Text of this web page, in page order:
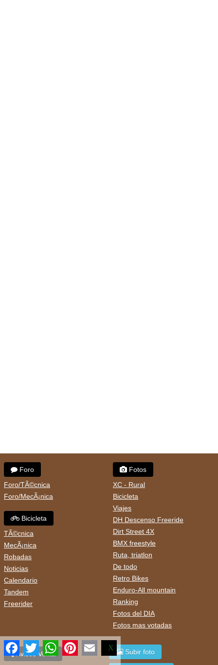
Foro
Foro/TÃ©cnica
Foro/MecÃ¡nica
Bicicleta
TÃ©cnica
MecÃ¡nica
Robadas
Noticias
Calendario
Tandem
Freerider
Fotos
XC - Rural
Bicicleta
Viajes
DH Descenso Freeride
Dirt Street 4X
BMX freestyle
Ruta, triatlon
De todo
Retro Bikes
Enduro-All mountain
Ranking
Fotos del DIA
Fotos mas votadas
Avisos Venta Subir foto
Facebook
Twitter WhatsApp
PinterestEmail
X